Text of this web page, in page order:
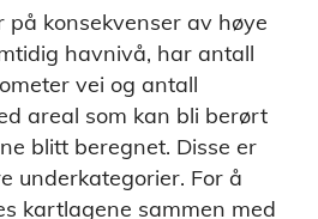
på konsekvenser av høye
havnivå, har antall
vei og antall
areal som kan bli berørt
blitt beregnet. Disse er
underkategorier. For å
kartlagene sammen med